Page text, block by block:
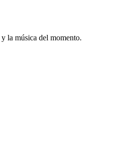
la música del momento.